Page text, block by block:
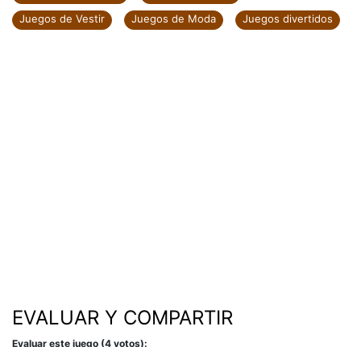
Juegos de Vestir
Juegos de Moda Juegos divertidos
EVALUAR Y COMPARTIR
Evaluar este juego (4 votos):